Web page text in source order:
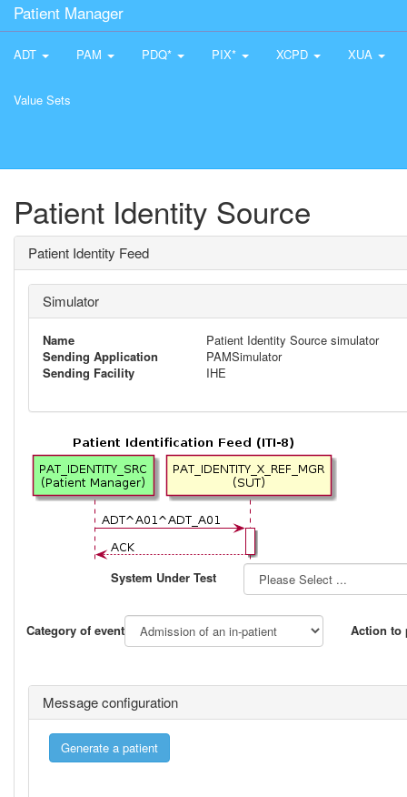
Patient Manager
ADT PAM PDQ* PIX* XCPD XUA
Value Sets
Patient Identity Source
Patient Identity Feed
Simulator
Name
Patient Identity Source simulator
Sending Application
PAMSimulator
Sending Facility
IHE
System Under Test
Category of event Action to
Message configuration